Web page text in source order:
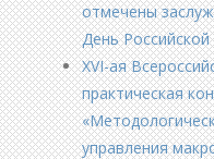
отмечены
День Российской
XVI-ая
практическая
управления